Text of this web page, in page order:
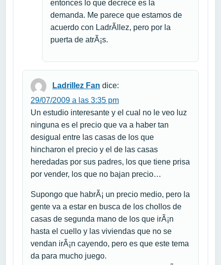
entonces lo que decrece es la
demanda. Me parece que estamos de
acuerdo con LadrÃ­llez, pero por la
puerta de atrÃ¡s.
Ladrillez Fan dice:
29/07/2009 a las 3:35 pm
Un estudio interesante y el cual no le veo luz
ninguna es el precio que va a haber tan
desigual entre las casas de los que
hincharon el precio y el de las casas
heredadas por sus padres, los que tiene prisa
por vender, los que no bajan precio…
Supongo que habrÃ¡ un precio medio, pero la
gente va a estar en busca de los chollos de
casas de segunda mano de los que irÃ¡n
hasta el cuello y las viviendas que no se
vendan irÃ¡n cayendo, pero es que este tema
da para mucho juego.